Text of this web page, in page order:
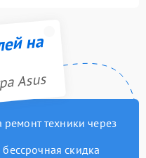
на
Asus
техники через
скидка